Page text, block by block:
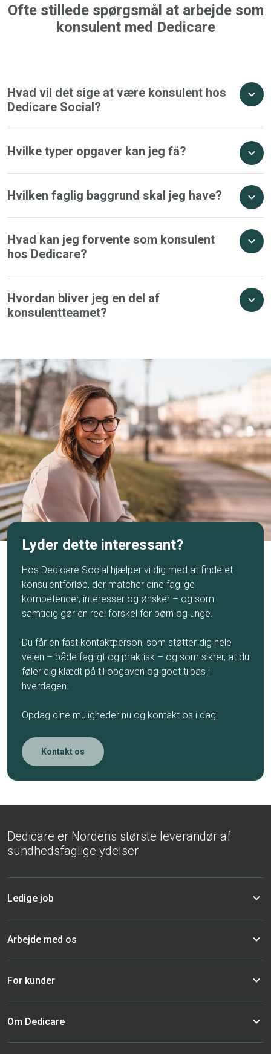
Ofte stillede spørgsmål at arbejde som
konsulent med Dedicare
Hvad vil det sige at være konsulent hos
Dedicare Social?
Hvilke typer opgaver kan jeg få?
Hvilken faglig baggrund skal jeg have?
Hvad kan jeg forvente som konsulent
hos Dedicare?
Hvordan bliver jeg en del af
konsulentteamet?
Lyder dette interessant?
Hos Dedicare Social hjælper vi dig med at finde et
konsulentforløb, der matcher dine faglige
kompetencer, interesser og ønsker – og som
samtidig gør en reel forskel for børn og unge.
Du får en fast kontaktperson, som støtter dig hele
vejen – både fagligt og praktisk – og som sikrer, at du
føler dig klædt på til opgaven og godt tilpas i
hverdagen.
Opdag dine muligheder nu og kontakt os i dag!
Kontakt os
Dedicare er Nordens største leverandør af
sundhedsfaglige ydelser
Ledige job
Arbejde med os
For kunder
Om Dedicare